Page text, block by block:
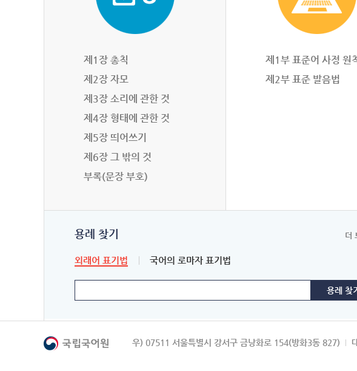
제1장 총칙
제2장 자모
제3장 소리에 관한 것
제4장 형태에 관한 것
제5장 띄어쓰기
제6장 그 밖의 것
부록(문장 부호)
제1부 표준어 사정 원
제2부 표준 발음법
용례 찾기
외래어 표기법 국어의 로마자 표기법
더
우) 07511 서울특별시 강서구 금낭화로 154(방화3동 827)